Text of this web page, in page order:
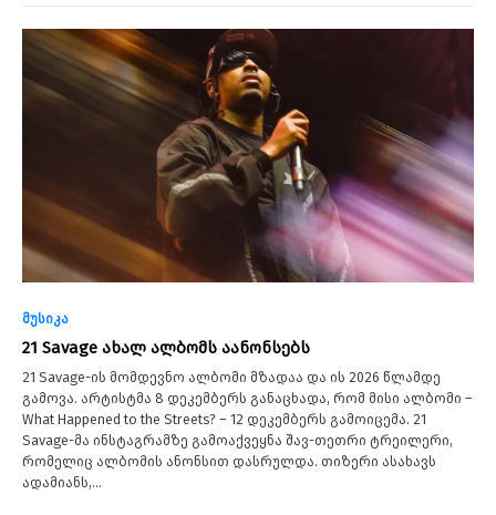
მუსიკა
21 Savage ახალ ალბომს აანონსებს
21 Savage-ის მომდევნო ალბომი მზადაა და ის 2026 წლამდე
გამოვა. არტისტმა 8 დეკემბერს განაცხადა, რომ მისი ალბომი –
What Happened to the Streets? – 12 დეკემბერს გამოიცემა. 21
Savage-მა ინსტაგრამზე გამოაქვეყნა შავ-თეთრი ტრეილერი,
რომელიც ალბომის ანონსით დასრულდა. თიზერი ასახავს
ადამიანს,…